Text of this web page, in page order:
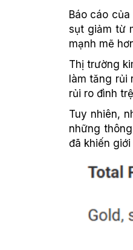
Báo cáo
sụt giảm từ
mạnh mẽ
Thị trường
làm tăng rủi
rủi ro đình
Tuy nhiên,
những
đã khiến